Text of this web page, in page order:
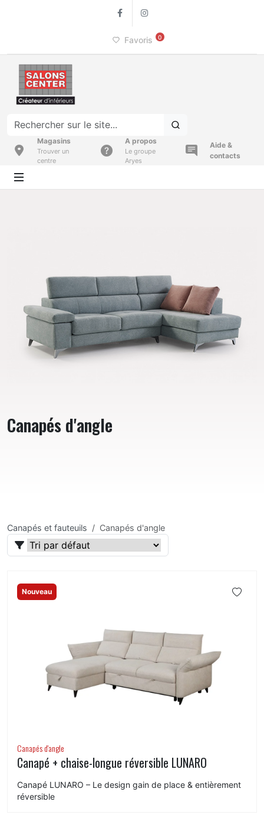
Facebook
Favoris 0
Magasins
Trouver un
centre
A propos
Le groupe
Aryes
Aide &
contacts
Canapés d'angle
Canapés et fauteuils Canapés d'angle
Nouveau
Canapés d'angle
Canapé + chaise-longue réversible LUNARO
Canapé LUNARO – Le design gain de place & entièrement
réversible